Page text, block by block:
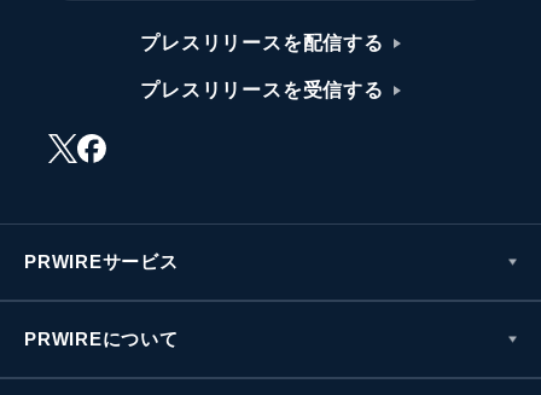
プレスリリースを配信する
プレスリリースを受信する
PRWIREサービス
PRWIREについて